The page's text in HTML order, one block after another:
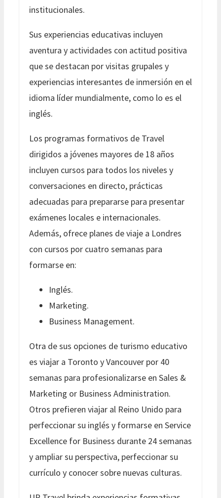
institucionales.
Sus experiencias educativas incluyen
aventura y actividades con actitud positiva
que se destacan por visitas grupales y
experiencias interesantes de inmersión en el
idioma líder mundialmente, como lo es el
inglés.
Los programas formativos de Travel
dirigidos a jóvenes mayores de 18 años
incluyen cursos para todos los niveles y
conversaciones en directo, prácticas
adecuadas para prepararse para presentar
exámenes locales e internacionales.
Además, ofrece planes de viaje a Londres
con cursos por cuatro semanas para
formarse en:
Inglés.
Marketing.
Business Management.
Otra de sus opciones de turismo educativo
es viajar a Toronto y Vancouver por 40
semanas para profesionalizarse en Sales &
Marketing or Business Administration.
Otros prefieren viajar al Reino Unido para
perfeccionar su inglés y formarse en Service
Excellence for Business durante 24 semanas
y ampliar su perspectiva, perfeccionar su
currículo y conocer sobre nuevas culturas.